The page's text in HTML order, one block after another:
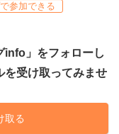
参加できる
info」をフォローし
を受け取ってみませ
取る